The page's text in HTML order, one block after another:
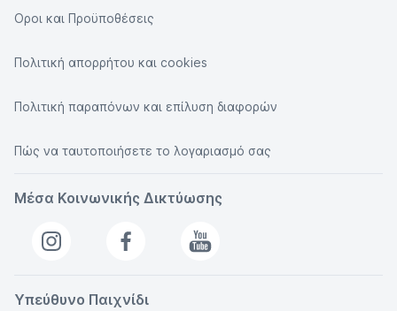
Οροι και Προϋποθέσεις
Πολιτική απορρήτου και cookies
Πολιτική παραπόνων και επίλυση διαφορών
Πώς να ταυτοποιήσετε το λογαριασμό σας
Μέσα Κοινωνικής Δικτύωσης
Υπεύθυνο Παιχνίδι